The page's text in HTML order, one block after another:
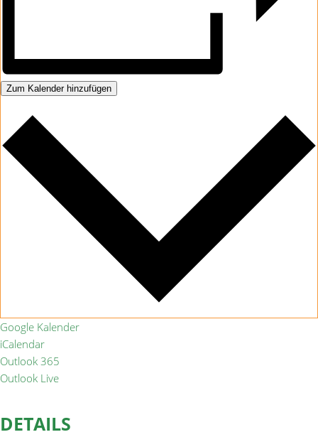
Zum Kalender hinzufügen
Google Kalender
iCalendar
Outlook 365
Outlook Live
DETAILS